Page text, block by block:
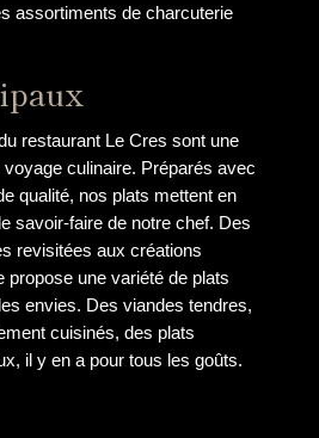
assortiments de charcuterie
restaurant Le Cres sont une
culinaire. Préparés avec
qualité, nos plats mettent en
savoir-faire de notre chef. Des
revisitées aux créations
propose une variété de plats
envies. Des viandes tendres,
cuisinés, des plats
il y en a pour tous les goûts.